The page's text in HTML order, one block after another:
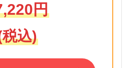
円
込)